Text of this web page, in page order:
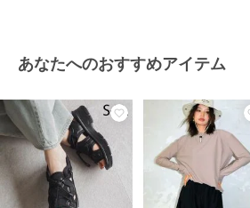
あなたへのおすすめアイテム